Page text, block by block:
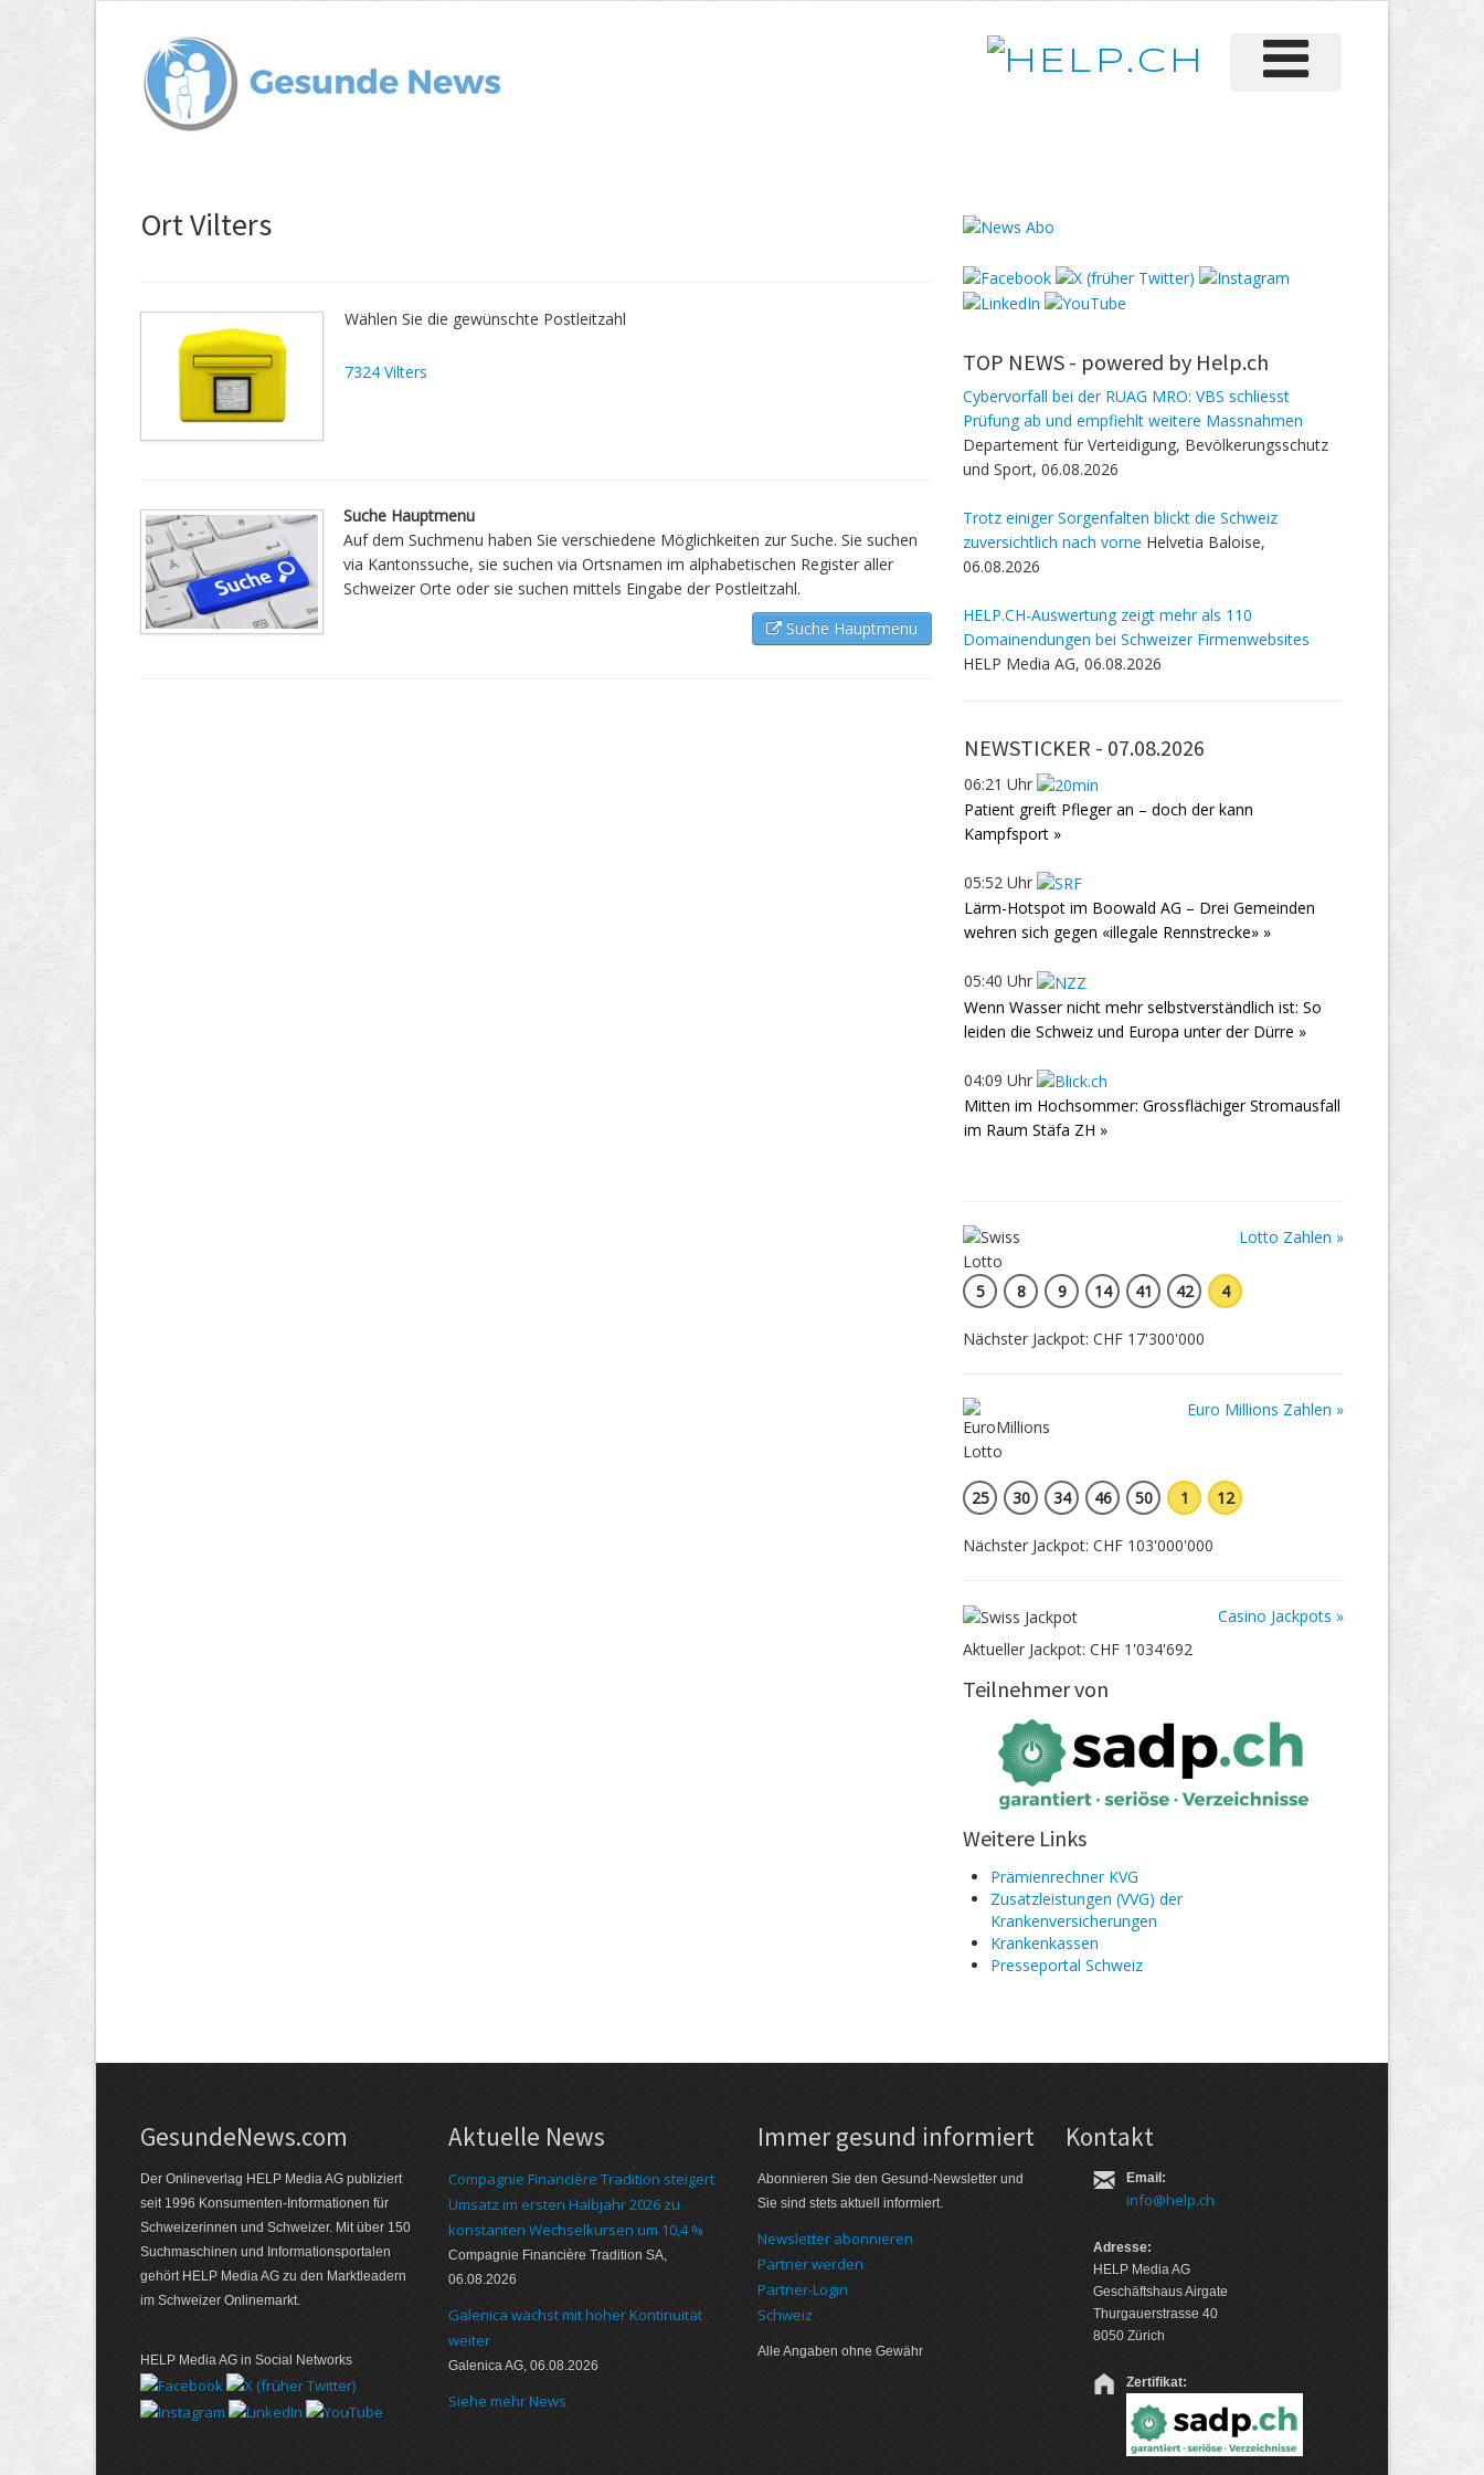
Ort Vilters
Wählen Sie die gewünschte Postleitzahl
7324 Vilters
Suche Hauptmenu
Auf dem Suchmenu haben Sie verschiedene Möglichkeiten zur Suche. Sie suchen
via Kantonssuche, sie suchen via Ortsnamen im alphabetischen Register aller
Schweizer Orte oder sie suchen mittels Eingabe der Postleitzahl.
Suche Hauptmenu
TOP NEWS - powered by Help.ch
Cybervorfall bei der RUAG MRO: VBS schliesst
Prüfung ab und empfiehlt weitere Massnahmen
Departement für Verteidigung, Bevölkerungsschutz
und Sport, 06.08.2026
Trotz einiger Sorgenfalten blickt die Schweiz
zuversichtlich nach vorne Helvetia Baloise,
06.08.2026
HELP.CH-Auswertung zeigt mehr als 110
Domainendungen bei Schweizer Firmenwebsites
HELP Media AG, 06.08.2026
NEWSTICKER - 07.08.2026
06:21 Uhr
Patient greift Pfleger an – doch der kann
Kampfsport »
05:52 Uhr
Lärm-Hotspot im Boowald AG – Drei Gemeinden
wehren sich gegen «illegale Rennstrecke» »
05:40 Uhr
Wenn Wasser nicht mehr selbstverständlich ist: So
leiden die Schweiz und Europa unter der Dürre »
04:09 Uhr
Mitten im Hochsommer: Grossflächiger Stromausfall
im Raum Stäfa ZH »
Lotto Zahlen »
5 8 9 14 41 42 4
Nächster Jackpot: CHF 17'300'000
Euro Millions Zahlen »
25 30 34 46 50 1 12
Nächster Jackpot: CHF 103'000'000
Casino Jackpots »
Aktueller Jackpot: CHF 1'034'692
Teilnehmer von
Weitere Links
Prämienrechner KVG
Zusatzleistungen (VVG) der
Krankenversicherungen
Kranken­kassen
Presseportal Schweiz
GesundeNews.com
Der Onlineverlag HELP Media AG publiziert
seit 1996 Konsumenten-Informationen für
Schweizerinnen und Schweizer. Mit über 150
Suchmaschinen und Informationsportalen
gehört HELP Media AG zu den Marktleadern
im Schweizer Onlinemarkt.
HELP Media AG in Social Networks
Aktuelle News
Compagnie Financière Tradition steigert
Umsatz im ersten Halbjahr 2026 zu
konstanten Wechselkursen um 10,4 %
Compagnie Financière Tradition SA,
06.08.2026
Galenica wächst mit hoher Kontinuität
weiter
Galenica AG, 06.08.2026
Siehe mehr News
Immer gesund informiert
Abonnieren Sie den Gesund-Newsletter und
Sie sind stets aktuell informiert.
Newsletter abonnieren
Partner werden
Partner-Login
Schweiz
Alle Angaben ohne Gewähr
Kontakt
Email:
info@help.ch
Adresse:
HELP Media AG
Geschäftshaus Airgate
Thurgauerstrasse 40
8050 Zürich
Zertifikat: